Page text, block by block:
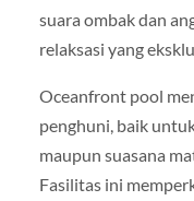
suara ombak dan
relaksasi yang
Oceanfront pool
penghuni, baik
maupun suasana
Fasilitas ini